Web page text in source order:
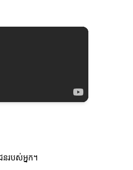
នរបស់អ្នក។